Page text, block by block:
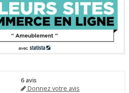
6avis
Donnez votre avis